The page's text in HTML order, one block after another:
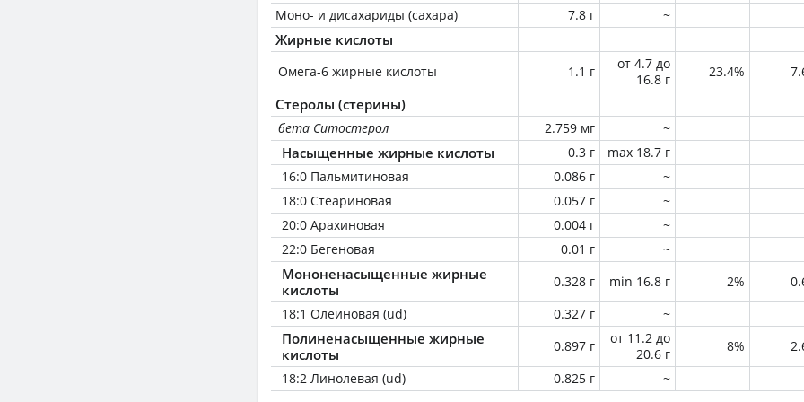
Моно- и дисахариды (сахара)
7.8 г ~
Жирные кислоты
Омега-6 жирные кислоты 1.1 г
от 4.7 до
16.8 г
23.4%
Стеролы (стерины)
бета Ситостерол 2.759 мг ~
Насыщенные жирные кислоты 0.3 г
max 18.7 г
16:0 Пальмитиновая
0.086 г
~
18:0 Стеариновая
0.057 г
~
20:0 Арахиновая
0.004 г
~
22:0 Бегеновая
0.01 г ~
Мононенасыщенные жирные
кислоты
0.328 г min 16.8 г 2%
18:1 Олеиновая (ud)
0.327 г ~
Полиненасыщенные жирные
кислоты
0.897 г
от 11.2 до
20.6 г
8%
18:2 Линолевая (ud)
0.825 г ~